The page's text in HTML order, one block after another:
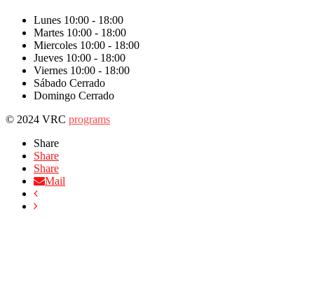
Lunes 10:00 - 18:00
Martes 10:00 - 18:00
Miercoles 10:00 - 18:00
Jueves 10:00 - 18:00
Viernes 10:00 - 18:00
Sábado Cerrado
Domingo Cerrado
© 2024 VRC programs
Share
Share
Share
Mail